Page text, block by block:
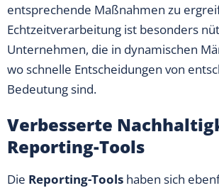
entsprechende Maßnahmen zu
Echtzeitverarbeitung ist besonders
Unternehmen, die in dynamischen
wo schnelle Entscheidungen von
Bedeutung sind.
Verbesserte
Reporting-Tools
Die Reporting-Tools haben sich